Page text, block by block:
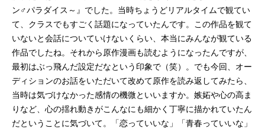
コミックス）監督：竹村菜月監督補
佐：うえだしげるシリーズ構成：吉
岡たかをキャラクターデザイン：蘇
詩...
ン♂パラダイス～』でした。当時ちょうどリアルタイムで観てい
て、クラスでもすごく話題になっていたんです。この作品を観て
いないと会話についていけないくらい、本当にみんなが観ている
作品でしたね。それから原作漫画も読むようになったんですが、
最初はぶっ飛んだ設定だなという印象で（笑）。でも今回、オー
ディションのお話をいただいて改めて原作を読み返してみたら、
当時は気づけなかった感情の機微といいますか。嫉妬や心の高ま
りなど、心の揺れ動きがこんなにも細かく丁寧に描かれていたん
だということに気づいて。「恋っていいな」「青春っていいな」